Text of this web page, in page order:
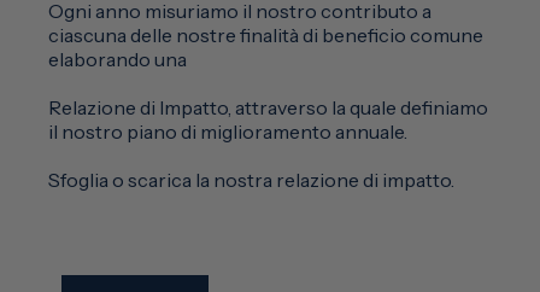
Ogni anno misuriamo il nostro contributo a
ciascuna delle nostre finalità di beneficio comune
elaborando una
Relazione di Impatto, attraverso la quale definiamo
il nostro piano di miglioramento annuale.
Sfoglia o scarica la nostra relazione di impatto.